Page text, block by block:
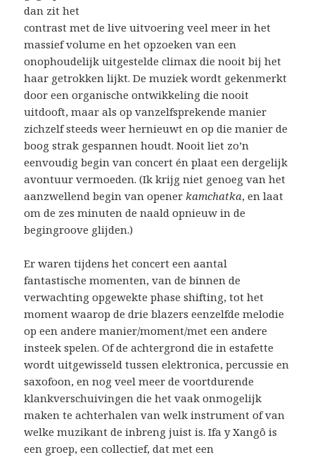
dan zit het
contrast met de live uitvoering veel meer in het
massief volume en het opzoeken van een
onophoudelijk uitgestelde climax die nooit bij het
haar getrokken lijkt. De muziek wordt gekenmerkt
door een organische ontwikkeling die nooit
uitdooft, maar als op vanzelfsprekende manier
zichzelf steeds weer hernieuwt en op die manier de
boog strak gespannen houdt. Nooit liet zo’n
eenvoudig begin van concert én plaat een dergelijk
avontuur vermoeden. (Ik krijg niet genoeg van het
aanzwellend begin van opener kamchatka, en laat
om de zes minuten de naald opnieuw in de
begingroove glijden.)
Er waren tijdens het concert een aantal
fantastische momenten, van de binnen de
verwachting opgewekte phase shifting, tot het
moment waarop de drie blazers eenzelfde melodie
op een andere manier/moment/met een andere
insteek spelen. Of de achtergrond die in estafette
wordt uitgewisseld tussen elektronica, percussie en
saxofoon, en nog veel meer de voortdurende
klankverschuivingen die het vaak onmogelijk
maken te achterhalen van welk instrument of van
welke muzikant de inbreng juist is. Ifa y Xangô is
een groep, een collectief, dat met een